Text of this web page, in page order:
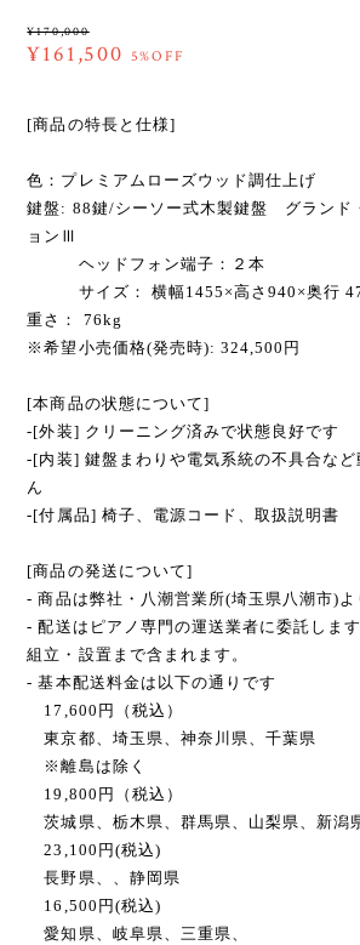
¥170,000
¥161,500 5%OFF
[商品の特長と仕様]
色：プレミアムローズウッド調仕上げ
鍵盤: 88鍵/シーソー式木製鍵盤 グランド
ョンⅢ
ヘッドフォン端子：２本
サイズ： 横幅1455×高さ940×奥行
重さ： 76kg
※希望小売価格(発売時): 324,500円
[本商品の状態について]
-[外装] クリーニング済みで状態良好です
-[内装] 鍵盤まわりや電気系統の不具合な
ん
-[付属品] 椅子、電源コード、取扱説明書
[商品の発送について]
- 商品は弊社・八潮営業所(埼玉県八潮市)よ
- 配送はピアノ専門の運送業者に委託しま
組立・設置まで含まれます。
- 基本配送料金は以下の通りです
17,600円（税込）
東京都、埼玉県、神奈川県、千葉県
※離島は除く
19,800円（税込）
茨城県、栃木県、群馬県、山梨県、新潟
23,100円(税込)
長野県、、静岡県
16,500円(税込)
愛知県、岐阜県、三重県、